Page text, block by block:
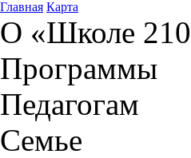
Главная Карта
О «Школе
Программы
Педагогам
Семье